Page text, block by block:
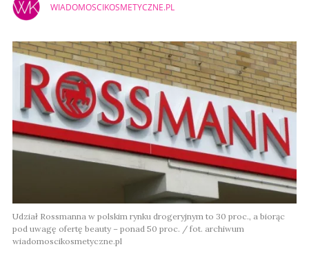
WIADOMOSCIKOSMETYCZNE.PL
Udział Rossmanna w polskim rynku drogeryjnym to 30 proc., a biorąc
pod uwagę ofertę beauty – ponad 50 proc. / fot. archiwum
wiadomoscikosmetyczne.pl